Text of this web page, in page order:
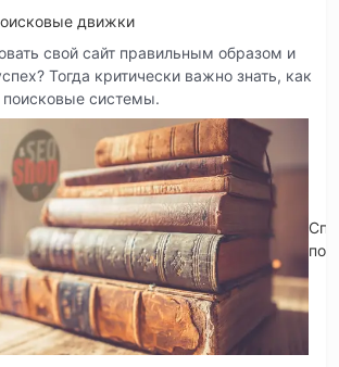
движки
свой сайт правильным образом и
Тогда критически важно знать, как
поисковые системы.
по